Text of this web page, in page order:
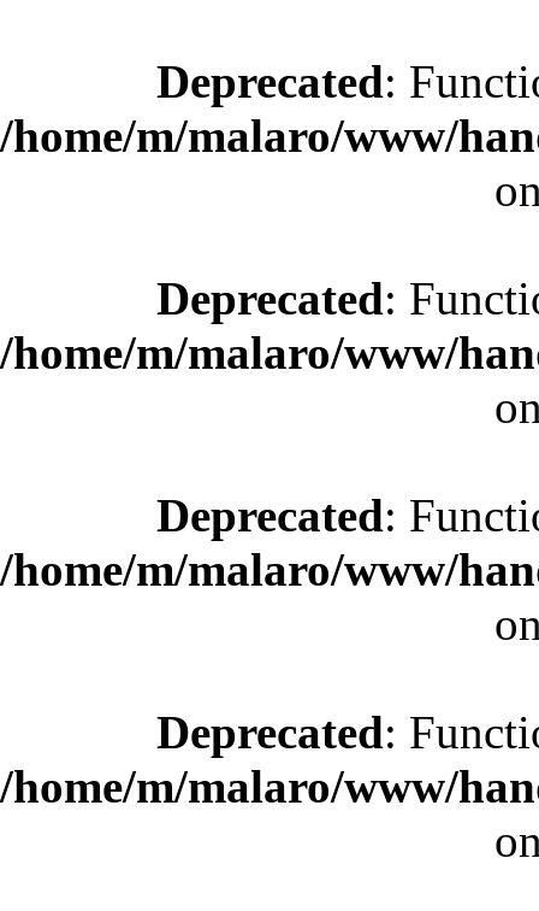
Deprecated:
/home/m/malaro/www/
Deprecated:
/home/m/malaro/www/
Deprecated:
/home/m/malaro/www/
Deprecated:
/home/m/malaro/www/